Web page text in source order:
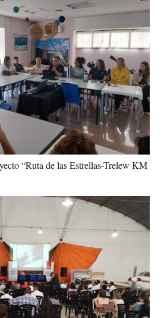
“Ruta de las Estrellas-Trelew KM